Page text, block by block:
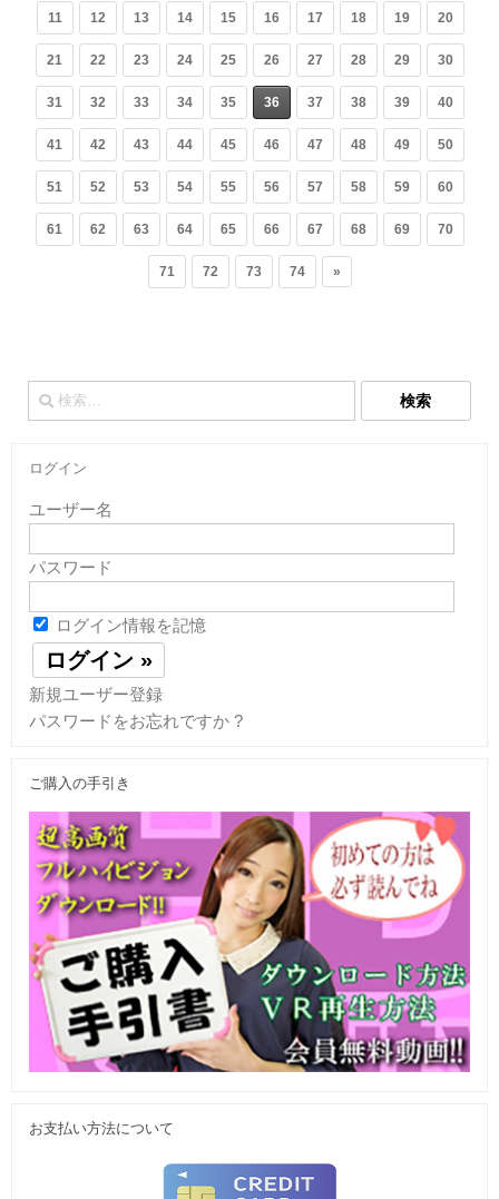
11 12 13 14 15 16 17 18 19 20
21 22 23 24 25 26 27 28 29 30
31 32 33 34 35 36 37 38 39 40
41 42 43 44 45 46 47 48 49 50
51 52 53 54 55 56 57 58 59 60
61 62 63 64 65 66 67 68 69 70
71 72 73 74 »
検
索:
ログイン
ユーザー名
パスワード
ログイン情報を記憶
新規ユーザー登録
パスワードをお忘れですか ?
ご購入の手引き
お支払い方法について